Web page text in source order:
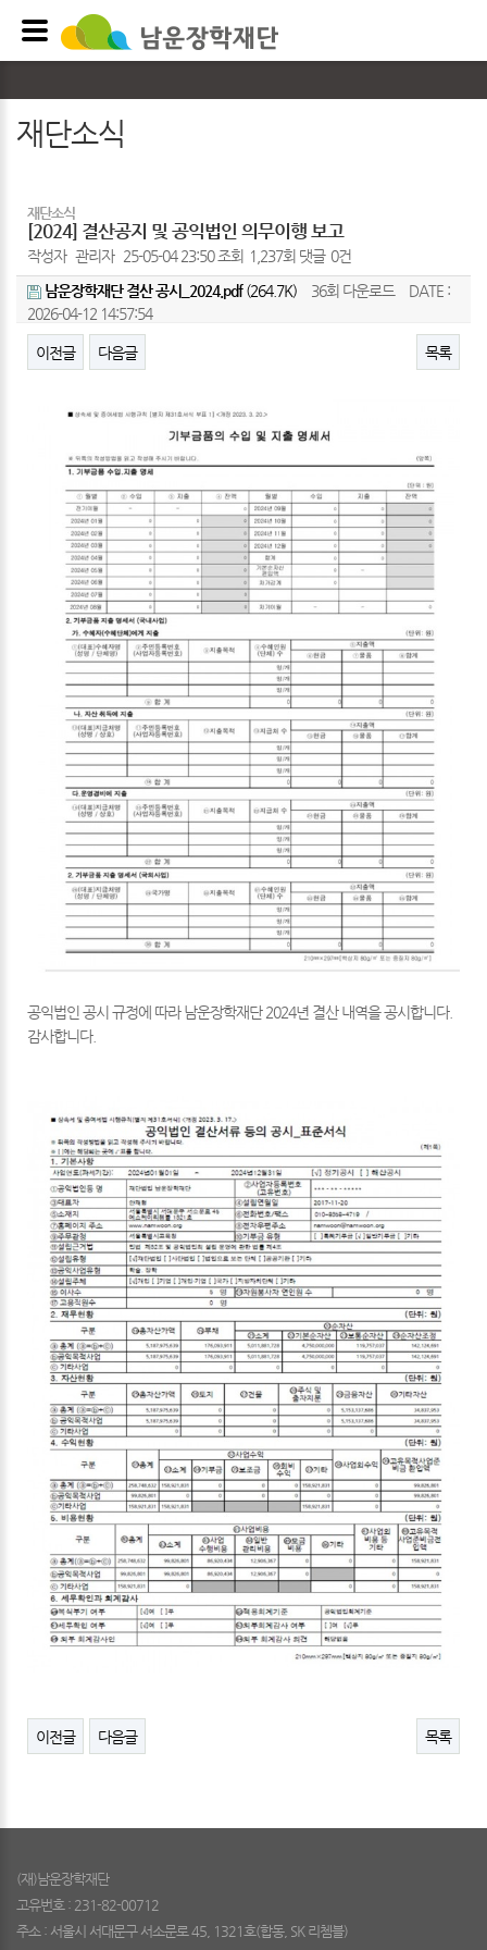
재단소식
재단소식
[2024] 결산공지 및 공익법인 의무이행 보고
작성자 관리자 25-05-04 23:50조회 1,237회 댓글 0건
남운장학재단 결산 공시_2024.pdf(264.7K) 36회 다운로드
DATE :
2026-04-12 14:57:54
이전글 다음글 목록
본문
공익법인 공시 규정에 따라 남운장학재단 2024년 결산 내역을 공시합니다.
감사합니다.
이전글 다음글 목록
(재)남운장학재단
고유번호 : 231-82-00712
주소 : 서울시 서대문구 서소문로 45, 1321호(합동, SK 리쳄블)